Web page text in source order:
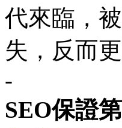
代來臨，
失，反而
-
SEO保證